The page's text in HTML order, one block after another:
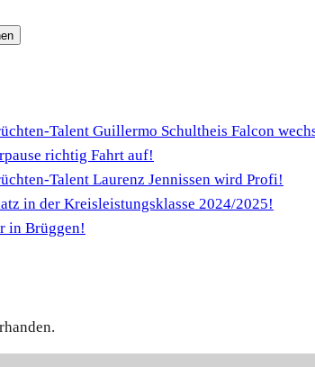
Talent Guillermo Schultheis Falcon
richtig Fahrt auf!
Talent Laurenz Jennissen wird Profi!
in der Kreisleistungsklasse 2024/2025!
in Brüggen!